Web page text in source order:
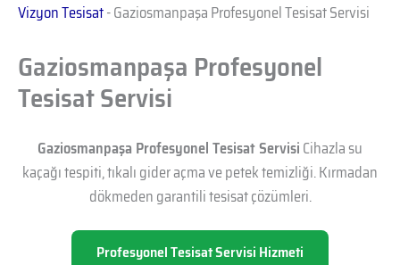
Vizyon Tesisat-Gaziosmanpaşa Profesyonel Tesisat Servisi
Gaziosmanpaşa Profesyonel
Tesisat Servisi
Gaziosmanpaşa Profesyonel Tesisat ServisiCihazla su
kaçağı tespiti, tıkalı gider açma ve petek temizliği. Kırmadan
dökmeden garantili tesisat çözümleri.
Profesyonel Tesisat Servisi Hizmeti